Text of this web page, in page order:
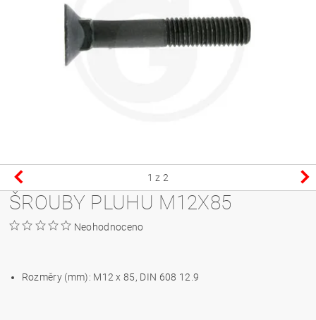
1 z 2
ŠROUBY PLUHU M12X85
Neohodnoceno
Rozměry (mm): M12 x 85, DIN 608 12.9